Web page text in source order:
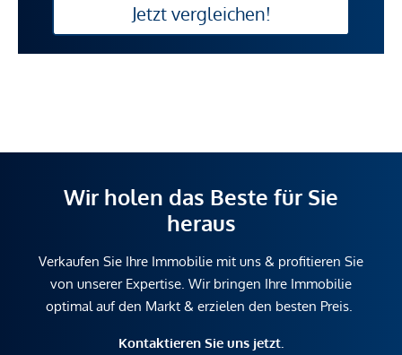
Jetzt vergleichen!
Wir holen das Beste für Sie
heraus
Verkaufen Sie Ihre Immobilie mit uns & profitieren Sie
von unserer Expertise. Wir bringen Ihre Immobilie
optimal auf den Markt & erzielen den besten Preis.
Kontaktieren Sie uns jetzt.